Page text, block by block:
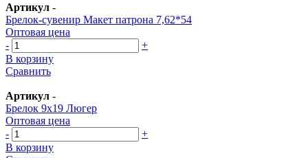
Артикул -
Брелок-сувенир Макет патрона 7,62*54
Оптовая цена
-
+
В корзину
Сравнить
Артикул -
Брелок 9х19 Люгер
Оптовая цена
-
+
В корзину